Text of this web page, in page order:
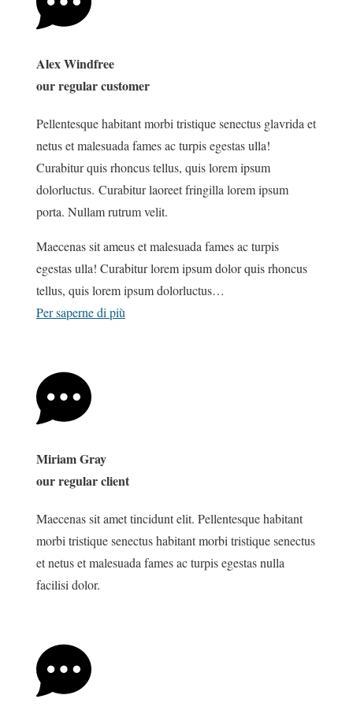
Alex Windfree
our regular customer
Pellentesque habitant morbi tristique senectus glavrida et
netus et malesuada fames ac turpis egestas ulla!
Curabitur quis rhoncus tellus, quis lorem ipsum
dolorluctus. Curabitur laoreet fringilla lorem ipsum
porta. Nullam rutrum velit.
Maecenas sit ameus et malesuada fames ac turpis
egestas ulla! Curabitur lorem ipsum dolor quis rhoncus
tellus, quis lorem ipsum dolorluctus…
Per saperne di più
Miriam Gray
our regular client
Maecenas sit amet tincidunt elit. Pellentesque habitant
morbi tristique senectus habitant morbi tristique senectus
et netus et malesuada fames ac turpis egestas nulla
facilisi dolor.